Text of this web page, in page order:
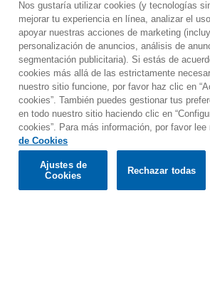
Would you prefer to visit our
Confirm
Nos gustaría utilizar cookies (y tecnologías
mejorar tu experiencia en línea, analizar el
apoyar nuestras acciones de marketing
personalización de anuncios, análisis de
segmentación publicitaria). Si estás de
cookies más allá de las estrictamente
nuestro sitio funcione, por favor haz clic en
cookies”. También puedes gestionar tus
en todo nuestro sitio haciendo clic en
cookies”. Para más información, por favor lee
de Cookies
Ajustes de
Cookies
Rechazar todas